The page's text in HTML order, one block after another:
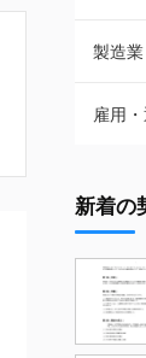
製造業
雇用
新着の